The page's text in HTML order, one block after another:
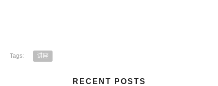
Tags: 讲座
RECENT POSTS